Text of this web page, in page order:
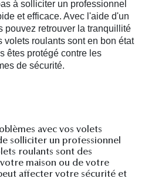
à solliciter un professionnel
et efficace. Avec l'aide d'un
pouvez retrouver la tranquillité
volets roulants sont en bon état
êtes protégé contre les
de sécurité.
avec vos volets
solliciter un professionnel
roulants sont des
maison ou de votre
affecter votre sécurité et